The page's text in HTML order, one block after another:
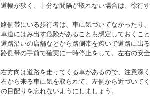
道幅が狭く、十分な間隔が取れない場合は、徐行
路側帯にいる歩行者は、車に気づいてなかったり、
車道にはみ出す危険があることも想定しておくこと
道路沿いの店舗などから路側帯を跨いで道路に出る
路側帯の手前で確実に一時停止をして、左右の安
右方向は道路を走ってくる車があるので、注意深
右から来る車に気を取られて、左側から近づいて
の目配りを忘れないようにしましょう。